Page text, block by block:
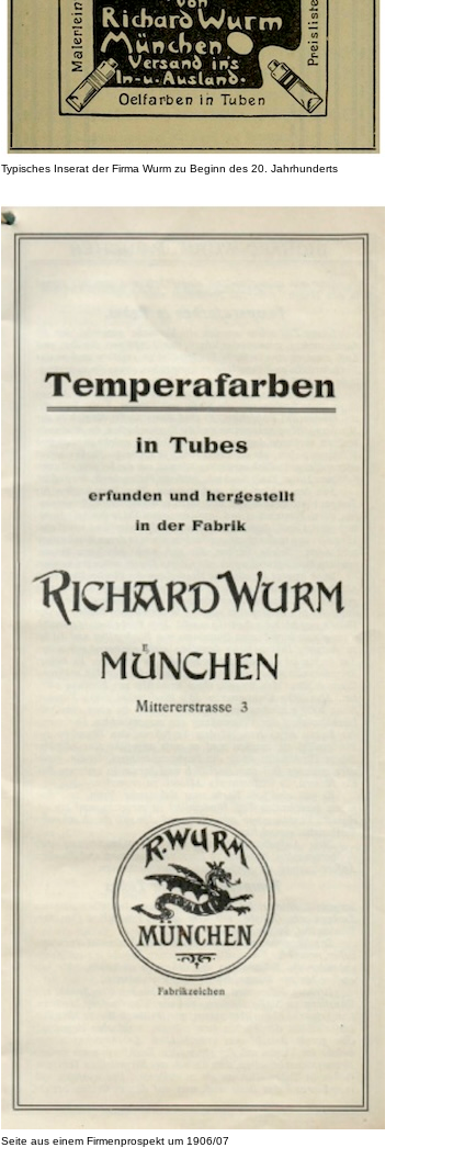
Typisches Inserat der Firma Wurm zu Beginn des 20. Jahrhunderts
Seite aus einem Firmenprospekt um 1906/07